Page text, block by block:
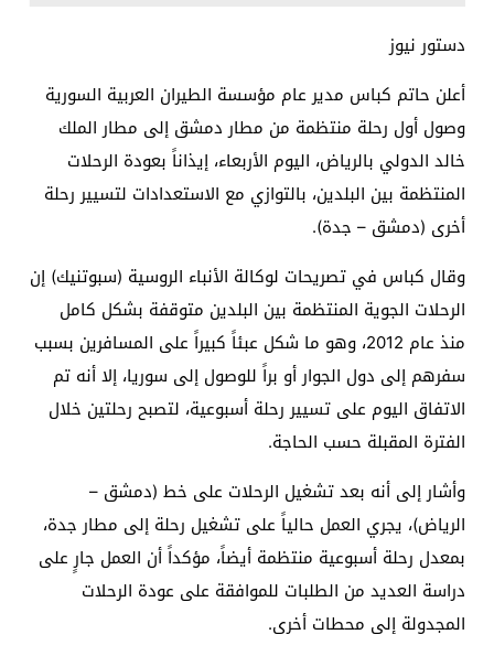
دستور نيوز
أعلن حاتم كباس مدير عام مؤسسة الطيران العربية السورية
وصول أول رحلة منتظمة من مطار دمشق إلى مطار الملك
خالد الدولي بالرياض، اليوم الأربعاء، إيذاناً بعودة الرحلات
المنتظمة بين البلدين، بالتوازي مع الاستعدادات لتسيير رحلة
أخرى (دمشق – جدة).
وقال كباس في تصريحات لوكالة الأنباء الروسية (سبوتنيك) إن
الرحلات الجوية المنتظمة بين البلدين متوقفة بشكل كامل
منذ عام 2012، وهو ما شكل عبئاً كبيراً على المسافرين بسبب
سفرهم إلى دول الجوار أو براً للوصول إلى سوريا، إلا أنه تم
الاتفاق اليوم على تسيير رحلة أسبوعية، لتصبح رحلتين خلال
الفترة المقبلة حسب الحاجة.
وأشار إلى أنه بعد تشغيل الرحلات على خط (دمشق –
الرياض)، يجري العمل حالياً على تشغيل رحلة إلى مطار جدة،
بمعدل رحلة أسبوعية منتظمة أيضاً، مؤكداً أن العمل جارٍ على
دراسة العديد من الطلبات للموافقة على عودة الرحلات
المجدولة إلى محطات أخرى.